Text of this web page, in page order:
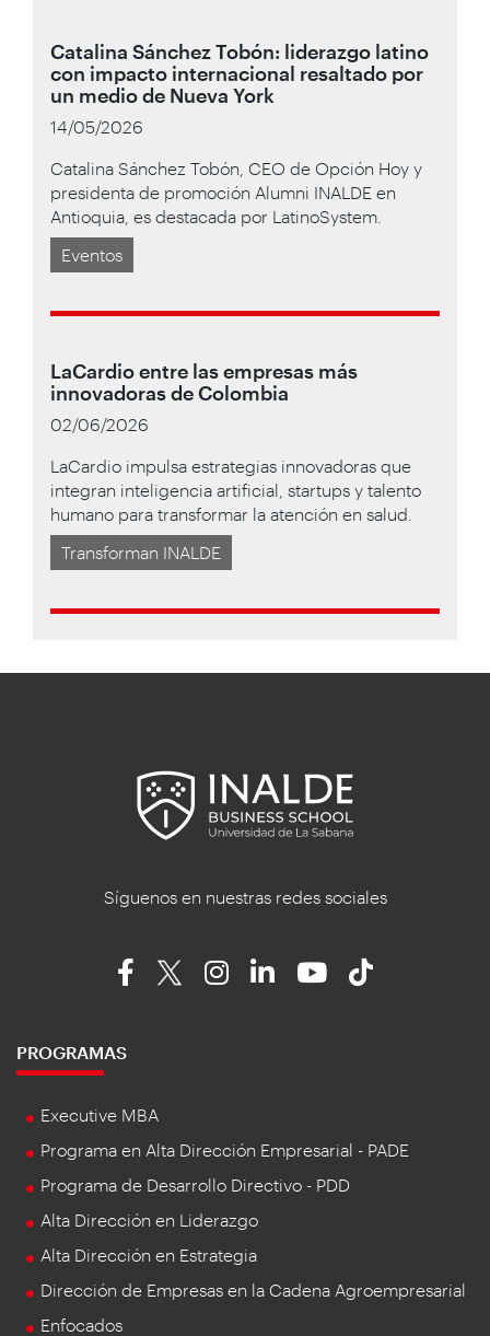
Catalina Sánchez Tobón: liderazgo latino
con impacto internacional resaltado por
un medio de Nueva York
14/05/2026
Catalina Sánchez Tobón, CEO de Opción Hoy y
presidenta de promoción Alumni INALDE en
Antioquia, es destacada por LatinoSystem.
Eventos
LaCardio entre las empresas más
innovadoras de Colombia
02/06/2026
LaCardio impulsa estrategias innovadoras que
integran inteligencia artificial, startups y talento
humano para transformar la atención en salud.
Transforman INALDE
Síguenos en nuestras redes sociales
PROGRAMAS
Executive MBA
Programa en Alta Dirección Empresarial - PADE
Programa de Desarrollo Directivo - PDD
Alta Dirección en Liderazgo
Alta Dirección en Estrategia
Dirección de Empresas en la Cadena Agroempresarial
Enfocados